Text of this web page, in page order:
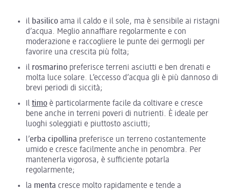
il basilico ama il caldo e il sole, ma è sensibile ai ristagni
d’acqua. Meglio annaffiare regolarmente e con
moderazione e raccogliere le punte dei germogli per
favorire una crescita più folta;
il rosmarino preferisce terreni asciutti e ben drenati e
molta luce solare. L’eccesso d’acqua gli è più dannoso di
brevi periodi di siccità;
Il timo è particolarmente facile da coltivare e cresce
bene anche in terreni poveri di nutrienti. È ideale per
luoghi soleggiati e piuttosto asciutti;
l’erba cipollina preferisce un terreno costantemente
umido e cresce facilmente anche in penombra. Per
mantenerla vigorosa, è sufficiente potarla
regolarmente;
la menta cresce molto rapidamente e tende a